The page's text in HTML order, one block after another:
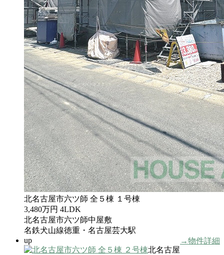
北名古屋市六ツ師 全５棟 １号棟
3,480万円 4LDK
北名古屋市六ツ師中屋敷
名鉄犬山線徳重・名古屋芸大駅
→物件詳細
up
北名古屋